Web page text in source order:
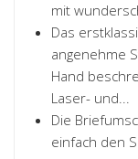
mit
Das
angenehme
Hand
Laser- und...
Die
einfach den